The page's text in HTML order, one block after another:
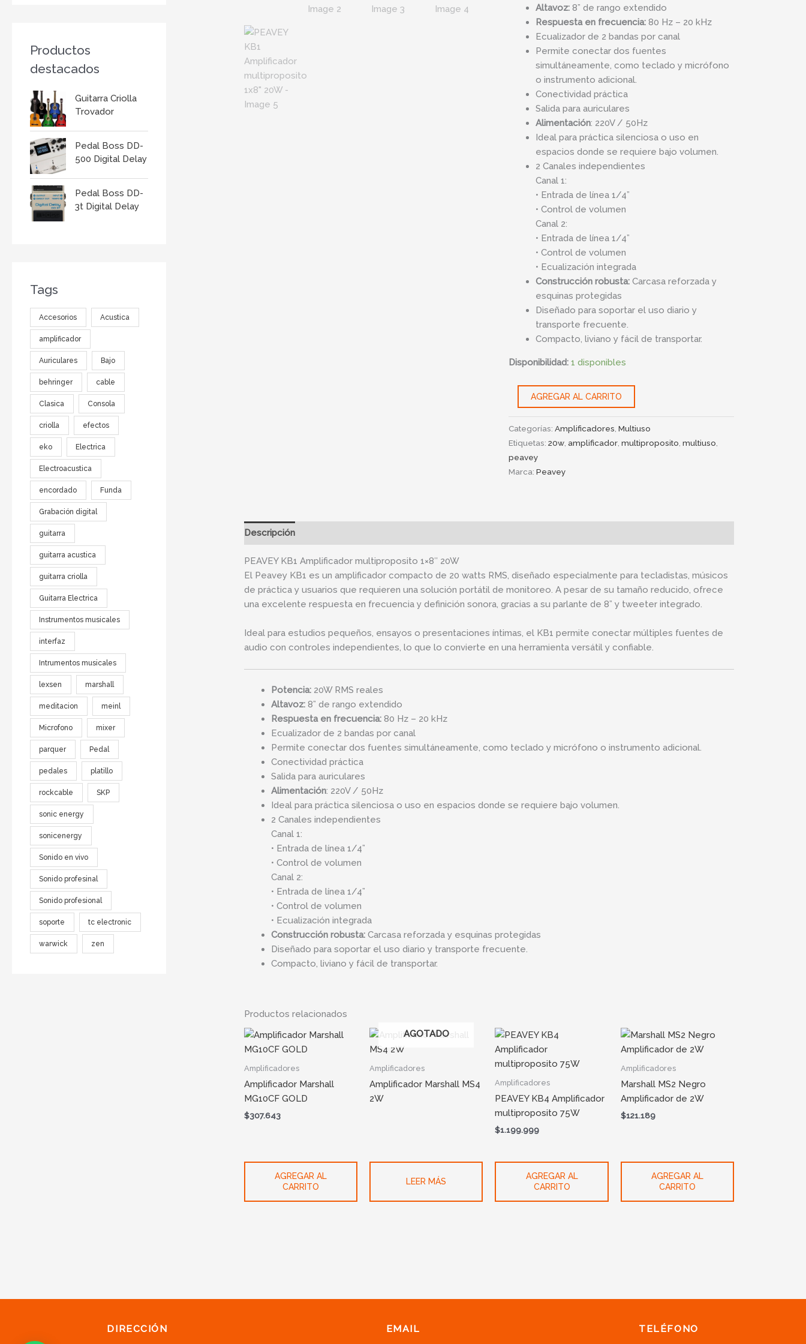
Productos
destacados
Guitarra Criolla
Trovador
Pedal Boss DD-
500 Digital Delay
Pedal Boss DD-
3t Digital Delay
Tags
Accesorios Acustica
amplificador
Auriculares Bajo
behringer cable
Clasica Consola
criolla efectos
eko Electrica
Electroacustica
encordado Funda
Grabación digital
guitarra
guitarra acustica
guitarra criolla
Guitarra Electrica
Instrumentos musicales
interfaz
Intrumentos musicales
lexsen marshall
meditacion meinl
Microfono mixer
parquer Pedal
pedales platillo
rockcable SKP
sonic energy
sonicenergy
Sonido en vivo
Sonido profesinal
Sonido profesional
soporte tc electronic
warwick zen
Altavoz: 8” de rango extendido
Respuesta en frecuencia: 80 Hz – 20 kHz
Ecualizador de 2 bandas por canal
Permite conectar dos fuentes
simultáneamente, como teclado y micrófono
o instrumento adicional.
Conectividad práctica
Salida para auriculares
Alimentación: 220V / 50Hz
Ideal para práctica silenciosa o uso en
espacios donde se requiere bajo volumen.
2 Canales independientes
Canal 1:
• Entrada de línea 1/4”
• Control de volumen
Canal 2:
• Entrada de línea 1/4”
• Control de volumen
• Ecualización integrada
Construcción robusta: Carcasa reforzada y
esquinas protegidas
Diseñado para soportar el uso diario y
transporte frecuente.
Compacto, liviano y fácil de transportar.
Disponibilidad: 1 disponibles
AGREGAR AL CARRITO
Categorías:Amplificadores ,Multiuso
Etiquetas:20w amplificador ,multiproposito ,multiuso
peavey
Marca:Peavey
Descripción
PEAVEY KB1 Amplificador multiproposito 1×8″ 20W
El Peavey KB1 es un amplificador compacto de 20 watts RMS, diseñado especialmente para tecladistas, músicos
de práctica y usuarios que requieren una solución portátil de monitoreo. A pesar de su tamaño reducido, ofrece
una excelente respuesta en frecuencia y definición sonora, gracias a su parlante de 8” y tweeter integrado.
Ideal para estudios pequeños, ensayos o presentaciones íntimas, el KB1 permite conectar múltiples fuentes de
audio con controles independientes, lo que lo convierte en una herramienta versátil y confiable.
Potencia:20W RMS reales
Altavoz:8” de rango extendido
Respuesta en frecuencia:80 Hz – 20 kHz
Ecualizador de 2 bandas por canal
Permite conectar dos fuentes simultáneamente, como teclado y micrófono o instrumento adicional.
Conectividad práctica
Salida para auriculares
Alimentación: 220V / 50Hz
Ideal para práctica silenciosa o uso en espacios donde se requiere bajo volumen.
2 Canales independientes
Canal 1:
• Entrada de línea 1/4”
• Control de volumen
Canal 2:
• Entrada de línea 1/4”
• Control de volumen
• Ecualización integrada
Construcción robusta:Carcasa reforzada y esquinas protegidas
Diseñado para soportar el uso diario y transporte frecuente.
Compacto, liviano y fácil de transportar.
Productos relacionados
Amplificadores
Amplificador Marshall
MG10CF GOLD
$307.643
AGREGAR AL
CARRITO
AGOTADO
Amplificadores
Amplificador Marshall MS4
2W
LEER MÁS
Amplificadores
PEAVEY KB4 Amplificador
multiproposito 75W
$1.199.999
AGREGAR AL
CARRITO
Amplificadores
Marshall MS2 Negro
Amplificador de 2W
$121.189
AGREGAR AL
CARRITO
DIRECCIÓN EMAIL TELÉFONO